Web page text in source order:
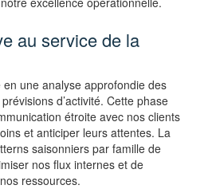
au service de la
une analyse approfondie des
d’activité. Cette phase
étroite avec nos clients
et anticiper leurs attentes. La
saisonniers par famille de
nos flux internes et de
ressources.